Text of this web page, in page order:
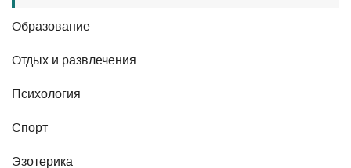
Образование
Отдых и развлечения
Психология
Спорт
Эзотерика